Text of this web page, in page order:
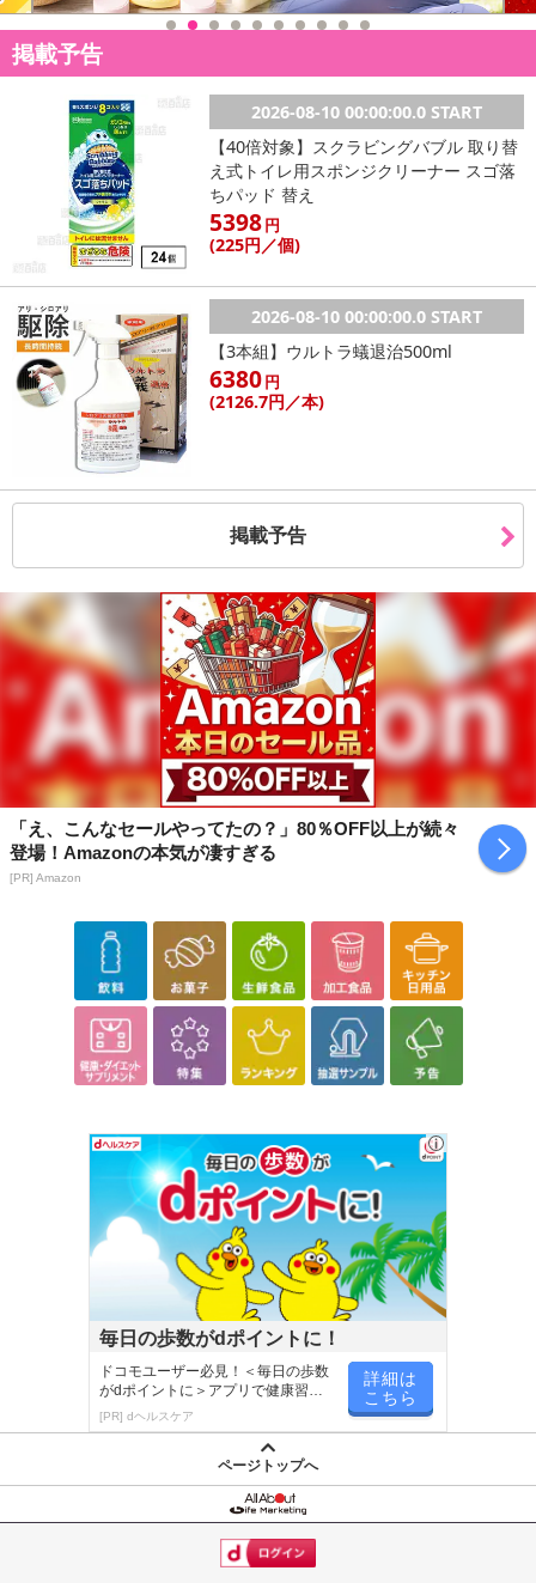
掲載予告
2026-08-10 00:00:00.0 START
【40倍対象】スクラビングバブル 取り替
え式トイレ用スポンジクリーナー スゴ落
ちパッド 替え
5398円
(225円 ／個)
2026-08-10 00:00:00.0 START
【3本組】ウルトラ蟻退治500ml
6380円
(2126.7円 ／本)
掲載予告
「え、こんなセールやってたの？」80％OFF以上が続々
登場！Amazonの本気が凄すぎる
[PR] Amazon
毎日の歩数がdポイントに！
ドコモユーザー必見！＜毎日の歩数
がdポイントに＞アプリで健康習慣
が楽しく続く
[PR] dヘルスケア
詳細は
こちら
ページトップへ